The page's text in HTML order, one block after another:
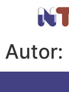
Autor: